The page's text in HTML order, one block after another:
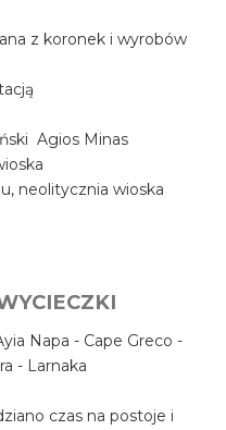
z koronek i wyrobów
Agios Minas
neolitycznia wioska
Napa - Cape Greco -
- Larnaka
czas na postoje i